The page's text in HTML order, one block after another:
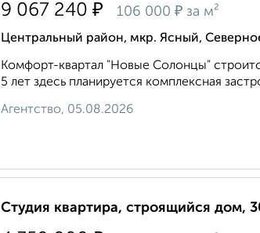
9 067 240 ₽ 106 000 ₽ за м²
Центральный район, мкр. Ясный,
Комфорт-квартал "Новые Солонцы"
5 лет здесь планируется комплексная
Агентство, 05.08.2026
Студия квартира, строящийся дом,